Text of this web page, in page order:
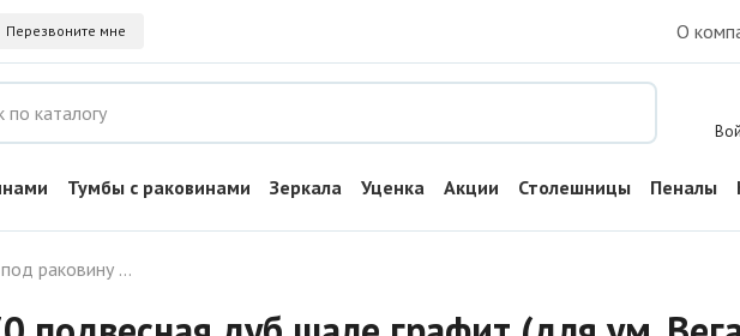
Перезвоните мне О
Тумбы с раковинами Зеркала Уценка Акции Столешницы Пеналы
Тумба под раковину Венера 70 подвесная дуб шале графит (для ум. Вега 70)